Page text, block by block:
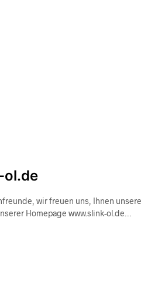
ol.de
wir freuen uns, Ihnen unsere
Homepage www.slink-ol.de…